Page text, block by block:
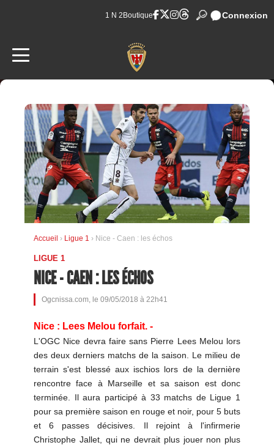
1 N 2 Boutique Connexion
Accueil › Ligue 1 › Nice - Caen : les échos
LIGUE 1
NICE - CAEN : LES ÉCHOS
Ogcnissa.com, le 09/05/2018 à 22h41
Nice : Lees Melou forfait. -
L'OGC Nice devra faire sans Pierre Lees Melou lors
des deux derniers matchs de la saison. Le milieu de
terrain s'est blessé aux ischios lors de la dernière
rencontre face à Marseille et sa saison est donc
terminée. Il aura participé à 33 matchs de Ligue 1
pour sa première saison en rouge et noir, pour 5 buts
et 6 passes décisives. Il rejoint à l'infirmerie
Christophe Jallet, qui ne devrait plus jouer non plus